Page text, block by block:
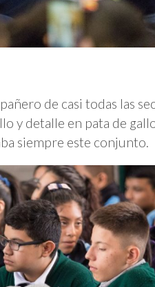
de casi todas las
y detalle en pata de
siempre este conjunto.